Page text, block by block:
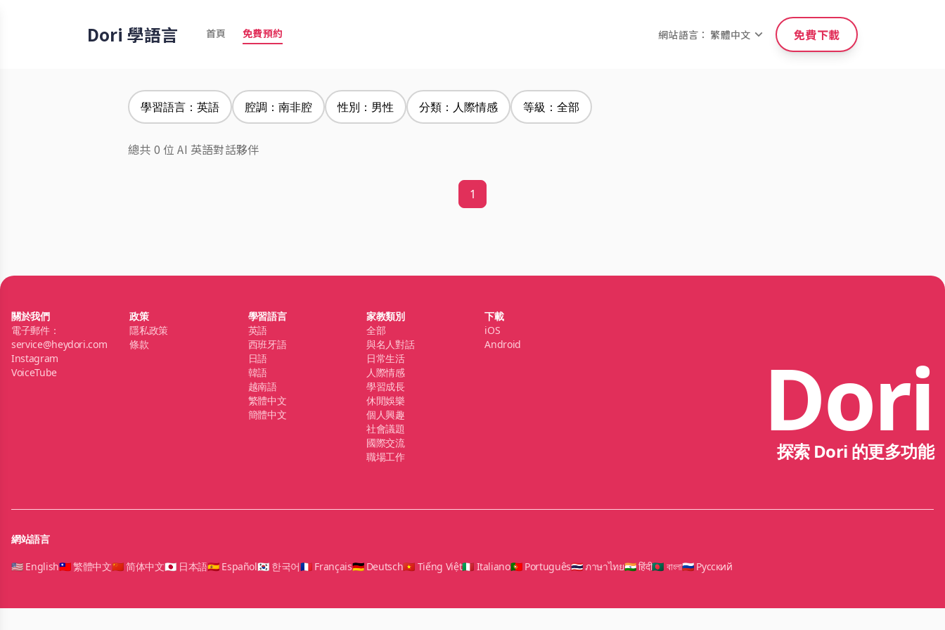
Dori 學語言 首頁 免費預約 網站語言： 繁體中文 免費下載
學習語言：英語 腔調：南非腔 性別：男性 分類：人際情感 等級：全部
總共 0 位 AI 英語對話夥伴
1
關於我們
電子郵件：
service@heydori.com
Instagram
VoiceTube
政策
隱私政策
條款
學習語言
英語
西班牙語
日語
韓語
越南語
繁體中文
簡體中文
家教類別
全部
與名人對話
日常生活
人際情感
學習成長
休閒娛樂
個人興趣
社會議題
國際交流
職場工作
下載
iOS
Android
Dori
探索 Dori 的更多功能
網站語言
🇺🇸 English🇹🇼 繁體中文🇨🇳 简体中文🇯🇵 日本語🇪🇸 Español🇰🇷 한국어🇫🇷 Français🇩🇪 Deutsch🇻🇳 Tiếng Việt🇮🇹 Italiano🇵🇹 Português🇹🇭 ภาษาไทย🇮🇳 हिंदी🇧🇩 বাংলা🇷🇺 Русский